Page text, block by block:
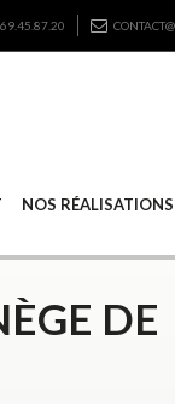
NOS RÉALISATIONS
DE